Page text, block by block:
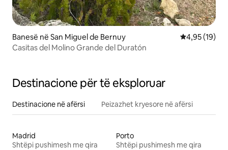
Banesë në San Miguel de Bernuy Vlerësimi
4,95 (19)
Casitas del Molino Grande del Duratón
Destinacione për të eksploruar
Destinacione në afërsi Peizazhet kryesore në afërsi
Madrid
Shtëpi pushimesh me qira
Porto
Shtëpi pushimesh me qira